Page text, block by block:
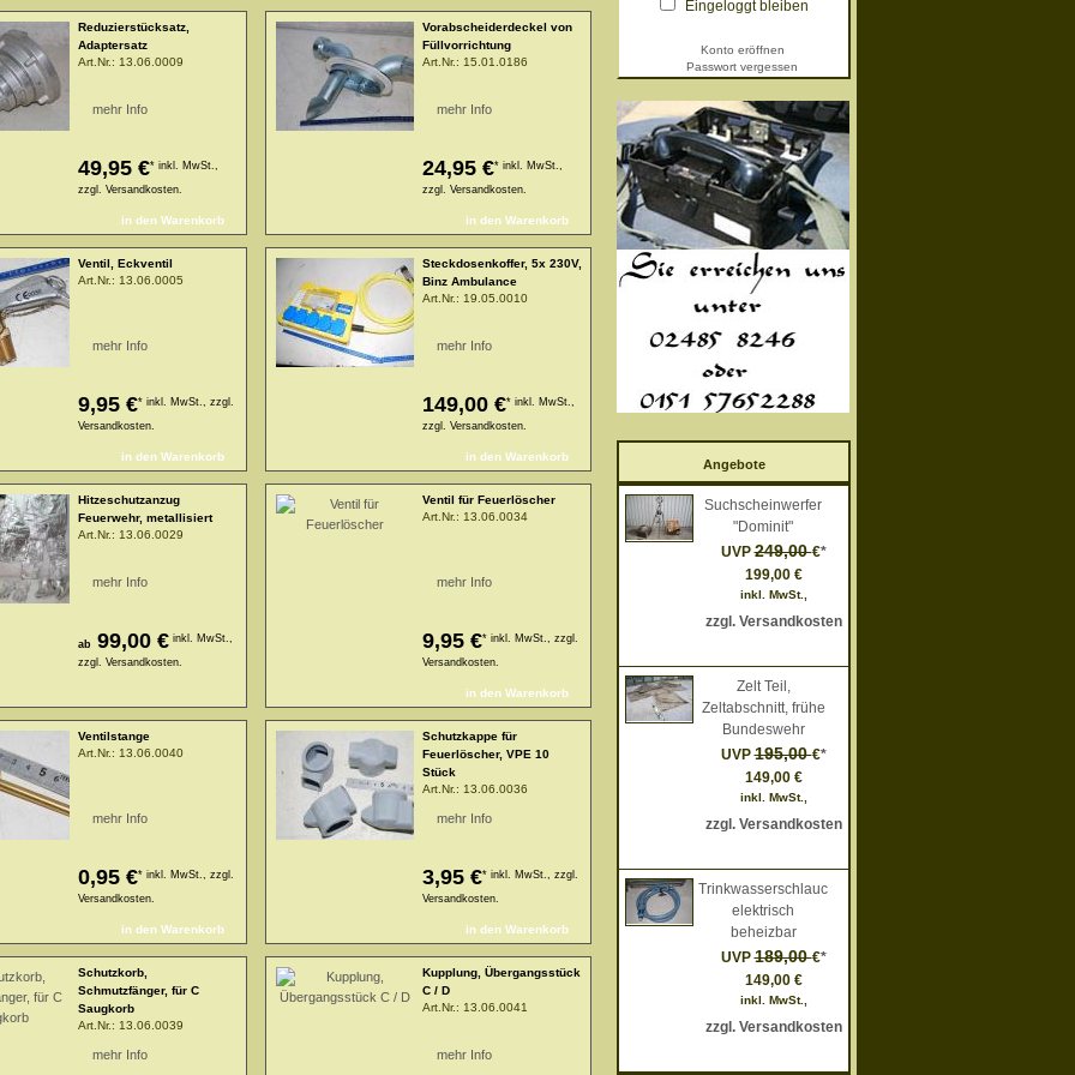
Eingeloggt bleiben
Konto eröffnen
Passwort vergessen
Angebote
Suchscheinwerfer
"Dominit"
UVP249,00€*
199,00 €
inkl. MwSt.,
zzgl. Versandkosten
Zelt Teil,
Zeltabschnitt, frühe
Bundeswehr
UVP195,00€*
149,00 €
inkl. MwSt.,
zzgl. Versandkosten
Trinkwasserschlauch,
elektrisch
beheizbar
UVP189,00€*
149,00 €
inkl. MwSt.,
zzgl. Versandkosten
Reduzierstücksatz,
Adaptersatz
Art.Nr.: 13.06.0009
mehr Info
49,95 €* inkl. MwSt.,
zzgl. Versandkosten.
Vorabscheiderdeckel von
Füllvorrichtung
Art.Nr.: 15.01.0186
mehr Info
24,95 €* inkl. MwSt.,
zzgl. Versandkosten.
Ventil, Eckventil
Art.Nr.: 13.06.0005
mehr Info
9,95 €* inkl. MwSt., zzgl.
Versandkosten.
Steckdosenkoffer, 5x 230V,
Binz Ambulance
Art.Nr.: 19.05.0010
mehr Info
149,00 €* inkl. MwSt.,
zzgl. Versandkosten.
Hitzeschutzanzug
Feuerwehr, metallisiert
Art.Nr.: 13.06.0029
mehr Info
ab 99,00 € inkl. MwSt.,
zzgl. Versandkosten.
Ventil für Feuerlöscher
Art.Nr.: 13.06.0034
mehr Info
9,95 €* inkl. MwSt., zzgl.
Versandkosten.
Ventilstange
Art.Nr.: 13.06.0040
mehr Info
0,95 €* inkl. MwSt., zzgl.
Versandkosten.
Schutzkappe für
Feuerlöscher, VPE 10
Stück
Art.Nr.: 13.06.0036
mehr Info
3,95 €* inkl. MwSt., zzgl.
Versandkosten.
Schutzkorb,
Schmutzfänger, für C
Saugkorb
Art.Nr.: 13.06.0039
mehr Info
Kupplung, Übergangsstück
C / D
Art.Nr.: 13.06.0041
mehr Info